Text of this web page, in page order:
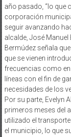
año pasado, “lo que
corporación
seguir avanzando
alcalde, José Manuel
Bermúdez señala
que se vienen
frecuencias como
líneas con el fin de
necesidades de los
Por su parte, Evelyn
primeros meses del
utilizado el
el municipio, lo que